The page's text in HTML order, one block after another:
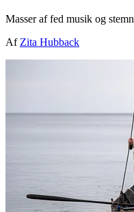
Masser af fed musik og
Af Zita Hubback